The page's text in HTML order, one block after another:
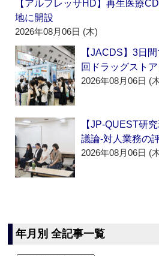
【アルフレッサHD】再生医療
地に開設
2026年08月06日 (木)
【JACDS】3日
回ドラッグスト
2026年08月06日 (
【JP-QUEST研
議論‐対人業務の
2026年08月06日 (
年月別 全記事一覧